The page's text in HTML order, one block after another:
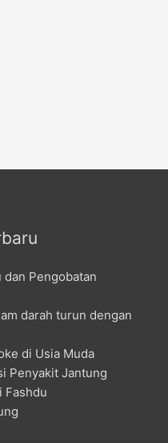
dan Pengobatan
darah turun dengan
di Usia Muda
Penyakit Jantung
Fashdu